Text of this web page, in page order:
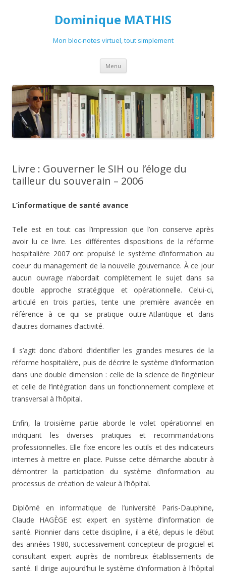
Dominique MATHIS
Mon bloc-notes virtuel, tout simplement
Menu Aller
contenu
Livre : Gouverner le SIH ou l’éloge du
tailleur du souverain – 2006
L’informatique de santé avance
Telle est en tout cas l’impression que l’on conserve après
avoir lu ce livre. Les différentes dispositions de la réforme
hospitalière 2007 ont propulsé le système d’information au
coeur du management de la nouvelle gouvernance. À ce jour
aucun ouvrage n’abordait complètement le sujet dans sa
double approche stratégique et opérationnelle. Celui-ci,
articulé en trois parties, tente une première avancée en
référence à ce qui se pratique outre-Atlantique et dans
d’autres domaines d’activité.
Il s’agit donc d’abord d’identifier les grandes mesures de la
réforme hospitalière, puis de décrire le système d’information
dans une double dimension : celle de la science de l’ingénieur
et celle de l’intégration dans un fonctionnement complexe et
transversal à l’hôpital.
Enfin, la troisième partie aborde le volet opérationnel en
indiquant les diverses pratiques et recommandations
professionnelles. Elle fixe encore les outils et des indicateurs
internes à mettre en place. Puisse cette démarche aboutir à
démontrer la participation du système d’information au
processus de création de valeur à l’hôpital.
Diplômé en informatique de l’université Paris-Dauphine,
Claude HAGÈGE est expert en système d’information de
santé. Pionnier dans cette discipline, il a été, depuis le début
des années 1980, successivement concepteur de progiciel et
consultant expert auprès de nombreux établissements de
santé. Il dirige aujourd’hui le système d’information à l’hôpital